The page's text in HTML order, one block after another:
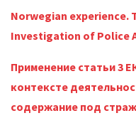
Norwegian experience.
Investigation of Police
Применение статьи 3
контексте
содержание под